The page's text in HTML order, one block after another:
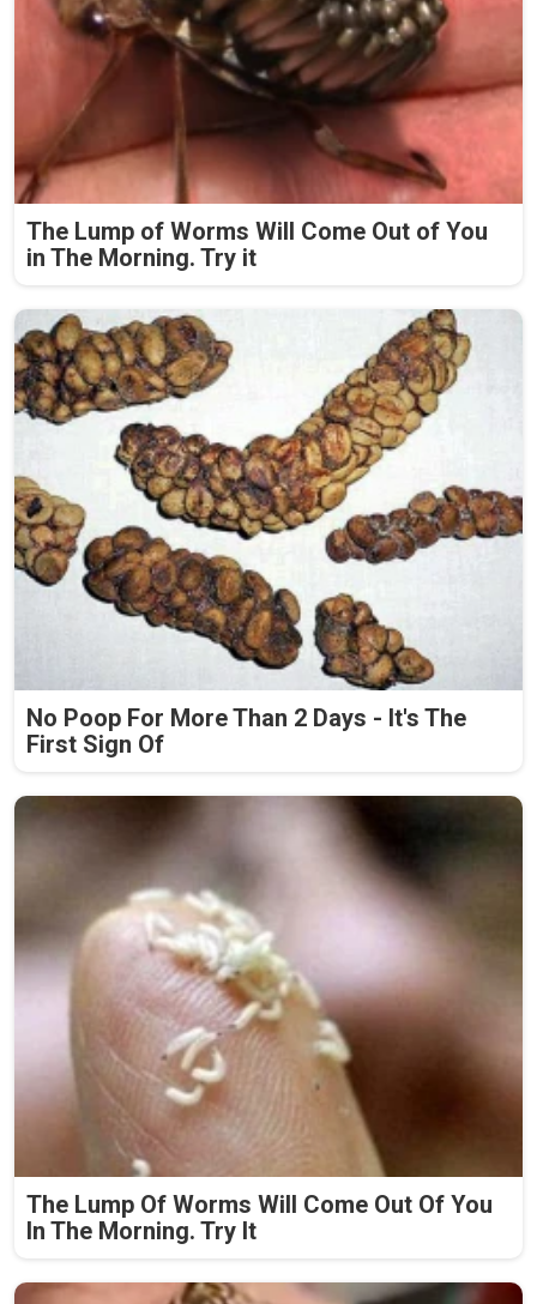
The Lump of Worms Will Come Out of You
in The Morning. Try it
No Poop For More Than 2 Days - It's The
First Sign Of
The Lump Of Worms Will Come Out Of You
In The Morning. Try It